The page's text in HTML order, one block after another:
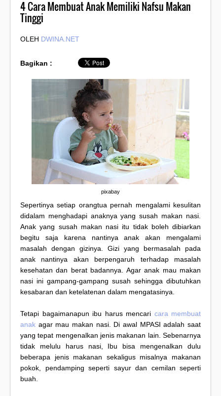
4 Cara Membuat Anak Memiliki Nafsu Makan
Tinggi
OLEH DWINA.NET
Bagikan :
pixabay
Sepertinya setiap orangtua pernah mengalami kesulitan
didalam menghadapi anaknya yang susah makan nasi.
Anak yang susah makan nasi itu tidak boleh dibiarkan
begitu saja karena nantinya anak akan mengalami
masalah dengan gizinya. Gizi yang bermasalah pada
anak nantinya akan berpengaruh terhadap masalah
kesehatan dan berat badannya. Agar anak mau makan
nasi ini gampang-gampang susah sehingga dibutuhkan
kesabaran dan ketelatenan dalam mengatasinya.
Tetapi bagaimanapun ibu harus mencari cara membuat
anak agar mau makan nasi. Di awal MPASI adalah saat
yang tepat mengenalkan jenis makanan lain. Sebenarnya
tidak melulu harus nasi, Ibu bisa mengenalkan dulu
beberapa jenis makanan sekaligus misalnya makanan
pokok, pendamping seperti sayur dan cemilan seperti
buah.